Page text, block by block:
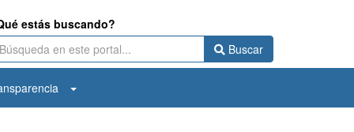
estás buscando?
Buscar